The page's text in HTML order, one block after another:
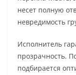
несет полную
невредимость
Исполнитель
прозрачность.
подбирается